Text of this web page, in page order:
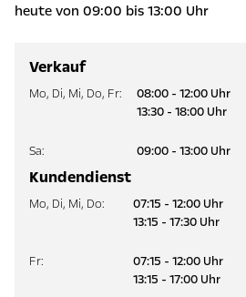
heute von 09:00 bis 13:00 Uhr
Verkauf
Mo, Di, Mi, Do, Fr:
08:00 - 12:00 Uhr
13:30 - 18:00 Uhr
Sa: 09:00 - 13:00 Uhr
Kundendienst
Mo, Di, Mi, Do:
07:15 - 12:00 Uhr
13:15 - 17:30 Uhr
Fr:
07:15 - 12:00 Uhr
13:15 - 17:00 Uhr